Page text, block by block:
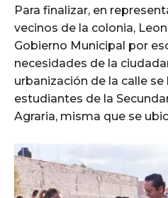
Para finalizar, en
vecinos de la colonia,
Gobierno Municipal por
necesidades de la
urbanización de la calle
estudiantes de la
Agraria, misma que se